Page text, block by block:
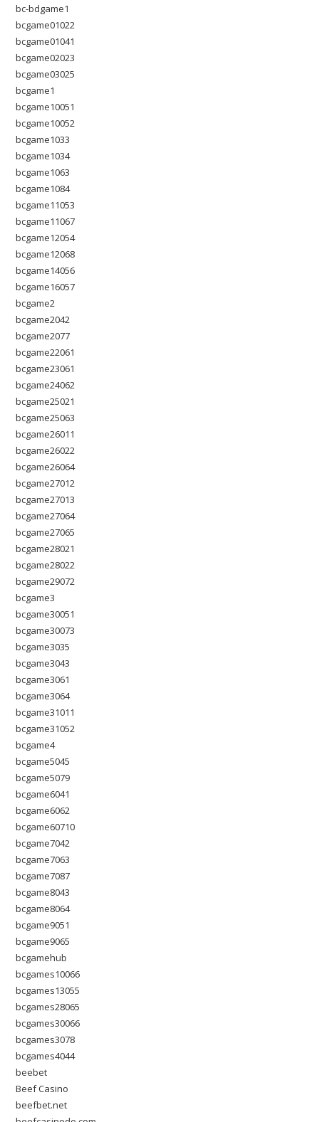
bc-bdgame1
bcgame01022
bcgame01041
bcgame02023
bcgame03025
bcgame1
bcgame10051
bcgame10052
bcgame1033
bcgame1034
bcgame1063
bcgame1084
bcgame11053
bcgame11067
bcgame12054
bcgame12068
bcgame14056
bcgame16057
bcgame2
bcgame2042
bcgame2077
bcgame22061
bcgame23061
bcgame24062
bcgame25021
bcgame25063
bcgame26011
bcgame26022
bcgame26064
bcgame27012
bcgame27013
bcgame27064
bcgame27065
bcgame28021
bcgame28022
bcgame29072
bcgame3
bcgame30051
bcgame30073
bcgame3035
bcgame3043
bcgame3061
bcgame3064
bcgame31011
bcgame31052
bcgame4
bcgame5045
bcgame5079
bcgame6041
bcgame6062
bcgame60710
bcgame7042
bcgame7063
bcgame7087
bcgame8043
bcgame8064
bcgame9051
bcgame9065
bcgamehub
bcgames10066
bcgames13055
bcgames28065
bcgames30066
bcgames3078
bcgames4044
beebet
Beef Casino
beefbet.net